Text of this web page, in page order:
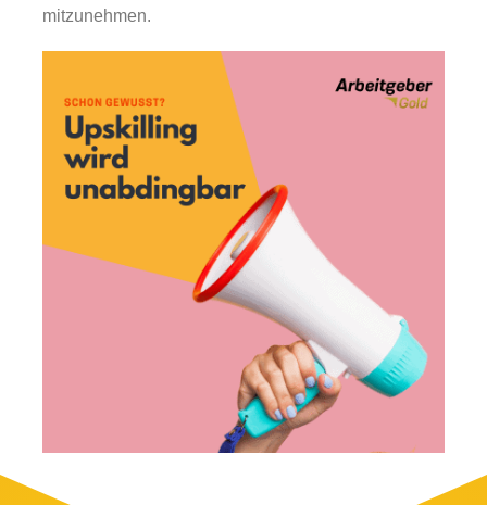
mitzunehmen.